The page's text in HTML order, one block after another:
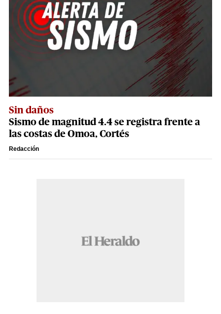
Sin daños
Sismo de magnitud 4.4 se registra frente a
las costas de Omoa, Cortés
Redacción